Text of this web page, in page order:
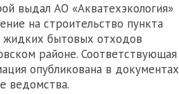
выдал АО «Акватехэкология»
на строительство пункта
жидких бытовых отходов
районе. Соответствующая
опубликована в документах
ведомства.